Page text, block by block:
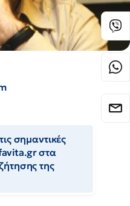
σημαντικές
στα
της